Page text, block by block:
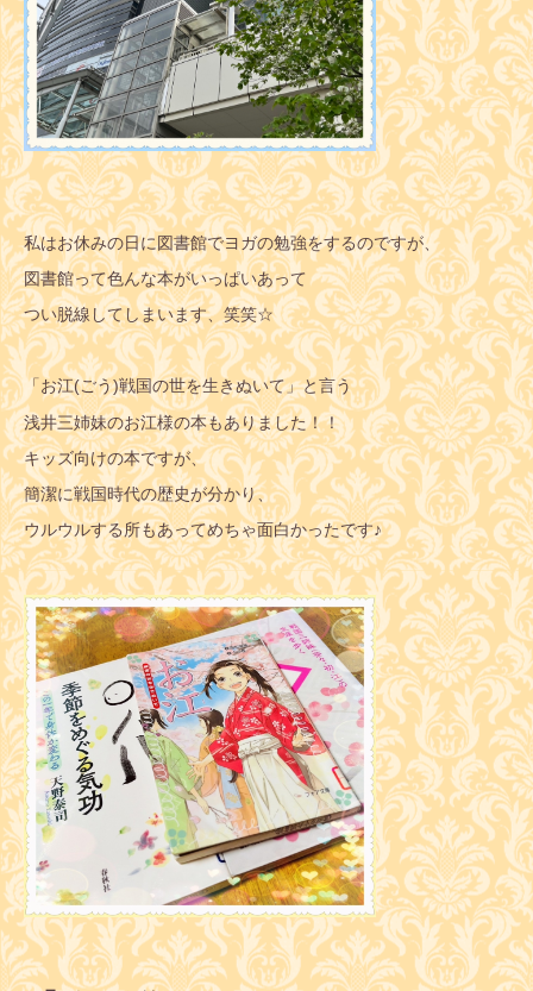
私はお休みの日に図書館でヨガの勉強をするのですが、
図書館って色んな本がいっぱいあって
つい脱線してしまいます、笑笑☆
「お江(ごう)戦国の世を生きぬいて」と言う
浅井三姉妹のお江様の本もありました！！
キッズ向けの本ですが、
簡潔に戦国時代の歴史が分かり、
ウルウルする所もあってめちゃ面白かったです♪